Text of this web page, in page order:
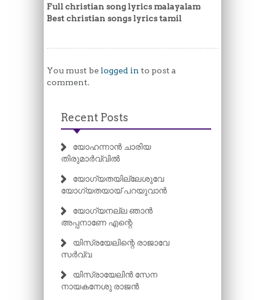
Full christian song lyrics malayalam
Best christian songs lyrics tamil
You must be logged in to post a
comment.
Recent Posts
യോഹന്നാൻ ചാരിയ
തിരുമാർവ്വിൽ
യോഗ്യതയില്ലേശുവേ
യോഗ്യതയായ് പറയുവാൻ
യോഗ്യനല്ല ഞാൻ
അപ്പനാണേ എന്റെ
യിസ്രയേലിന്റെ രാജാവേ
സർവ്വ
യിസ്രായേലിൻ സേന
നായകനേശു രാജൻ